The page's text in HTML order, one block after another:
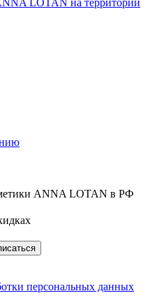
ANNA LOTAN в РФ
персональных данных